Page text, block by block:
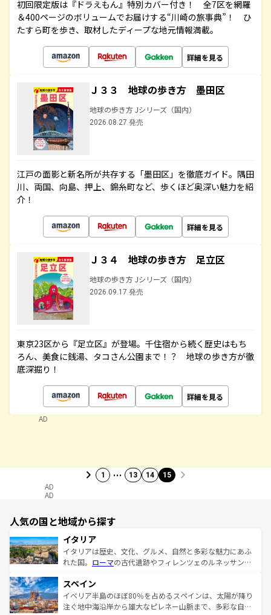
初回限定版は『ドラえもん』特別カバー付き！ 全7区を網羅
＆400ページのボリュームでお届けする“川崎の旅事典”！ ひ
たすら町を歩き、取材したディープな地元情報満載。
詳細を見る
Ｊ３３ 地球の歩き方 墨田区
地球の歩き方 Jシリーズ（国内）
2026.08.27 発売
江戸の面影と新名所が共存する「墨田区」を徹底ガイド。隅田
川、両国、向島、押上、錦糸町など、歩くほど奥深い魅力を紹
介！
詳細を見る
Ｊ３４ 地球の歩き方 足立区
地球の歩き方 Jシリーズ（国内）
2026.09.17 発売
東京23区から『足立区』が登場。千住宿から続く歴史はもち
ろん、美食に銭湯、タコさん公園まで！？ 地球の歩き方が徹
底深掘り！
詳細を見る
AD
1 … 13 14 15
AD
AD
人気の国と地域から探す
イタリア
イタリアは歴史、文化、グルメ、自然と多彩な魅力にあふ
れた国。 ローマの古代遺跡やフィレンツェのルネッサンス
ろん、トスカーナの美しい田園風景やアマルフィ海岸の絶
景など、自然景観も見逃せない。観光の合間には、本場の
ピザやパスタなど、絶品のイタリア料理を堪能することも
スペイン
イベリア半島のほぼ80％を占めるスペインは、太陽が降り
注ぐ地中海沿岸から雄大なピレネー山脈まで、多彩な自然